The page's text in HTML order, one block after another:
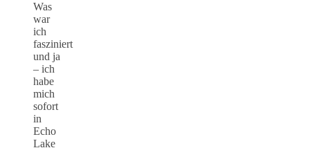
Was
war
ich
fasziniert
und ja
– ich
habe
mich
sofort
in
Echo
Lake